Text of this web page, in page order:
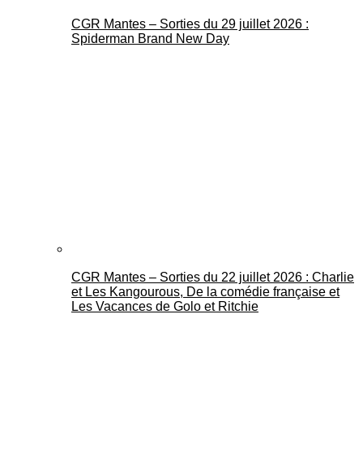
CGR Mantes – Sorties du 29 juillet 2026 :
Spiderman Brand New Day
CGR Mantes – Sorties du 22 juillet 2026 : Charlie
et Les Kangourous, De la comédie française et
Les Vacances de Golo et Ritchie